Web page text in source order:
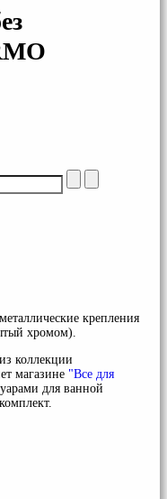
крепления
хромом).
коллекции
магазине "Все для
для ванной